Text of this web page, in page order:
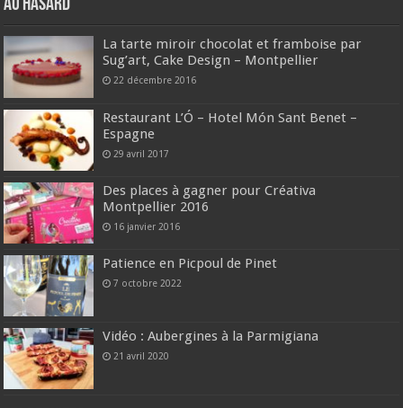
Au hasard
La tarte miroir chocolat et framboise par
Sug’art, Cake Design – Montpellier
22 décembre 2016
Restaurant L’Ó – Hotel Món Sant Benet –
Espagne
29 avril 2017
Des places à gagner pour Créativa
Montpellier 2016
16 janvier 2016
Patience en Picpoul de Pinet
7 octobre 2022
Vidéo : Aubergines à la Parmigiana
21 avril 2020